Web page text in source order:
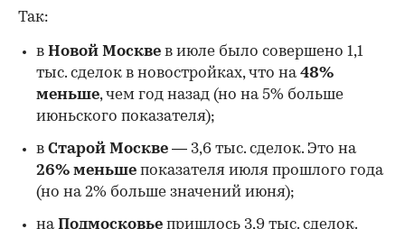
00:00 / 00:00
Так:
в Новой Москве в июле было совершено 1,1
тыс. сделок в новостройках, что на48%
меньше, чем год назад (но на 5% больше
июньского показателя);
в Старой Москве — 3,6 тыс. сделок. Это на
26% меньше показателя июля прошлого года
(но на 2% больше значений июня);
наПодмосковье пришлось 3,9 тыс. сделок.